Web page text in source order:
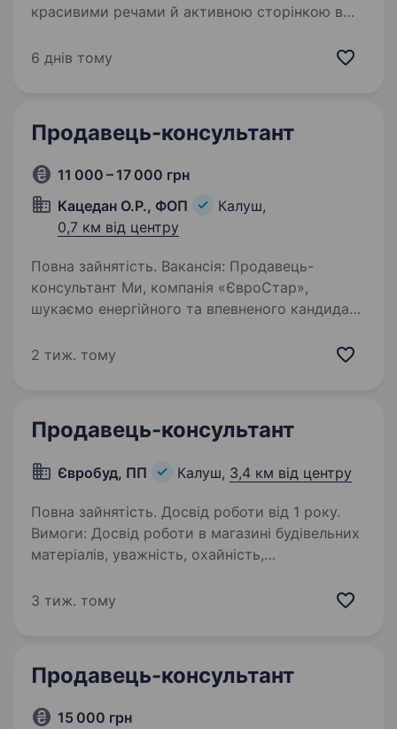
красивими речами й активною сторінкою в
ще одного магазину шукаємо в свою команду
6 днів тому
Продавець-консультант
11 000 – 17 000 грн
Кацедан О.Р., ФОП
Калуш,
0,7 км від центру
Повна зайнятість. Вакансія: Продавець-
консультант Ми, компанія «ЄвроСтар»,
шукаємо енергійного та впевненого кандидата
магазині одягу та взуття. Якщо ви любите
2 тиж. тому
Продавець-консультант
Євробуд, ПП Калуш, 3,4 км від центру
Повна зайнятість. Досвід роботи від 1 року.
Вимоги: Досвід роботи в магазині будівельних
матеріалів, уважність, охайність,
апаратом контактний номер телефону: 067
3 тиж. тому
Продавець-консультант
15 000 грн